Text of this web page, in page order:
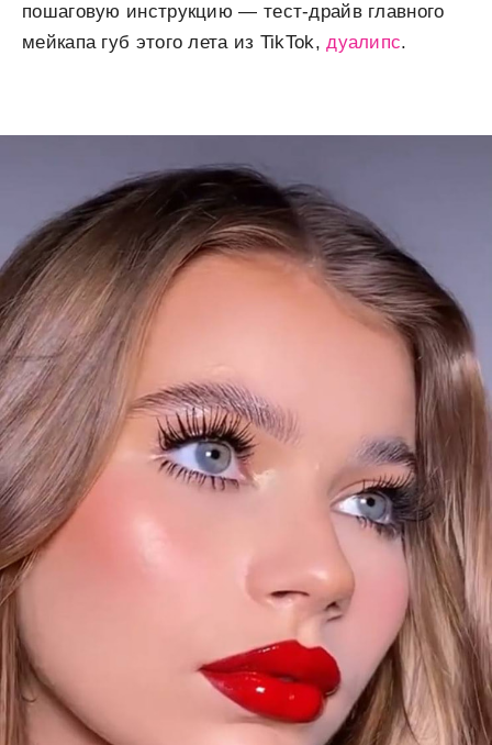
пошаговую инструкцию — тест-драйв главного
мейкапа губ этого лета из TikTok,дуалипс.